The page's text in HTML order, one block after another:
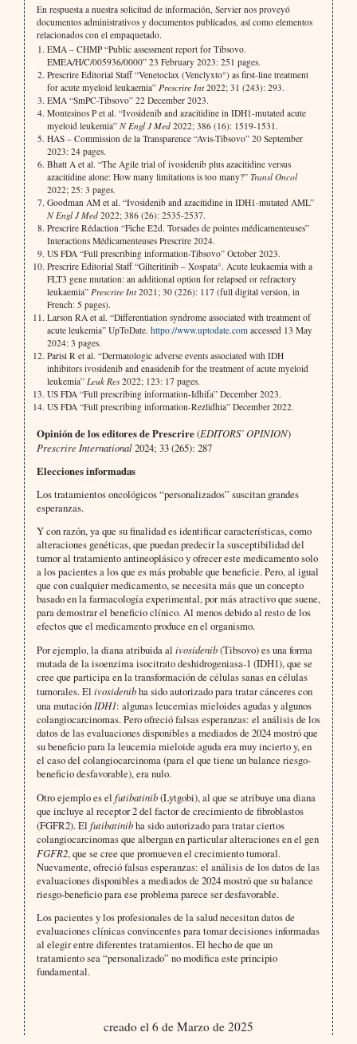
En respuesta a nuestra solicitud de información, Servier nos proveyó
documentos administrativos y documentos publicados, así como elementos
relacionados con el empaquetado.
EMA – CHMP “Public assessment report for Tibsovo.
EMEA/H/C/005936/0000” 23 February 2023: 251 pages.
Prescrire Editorial Staff “Venetoclax (Venclyxto°) as first-line treatment
for acute myeloid leukaemia” Prescrire Int2022; 31 (243): 293.
EMA “SmPC-Tibsovo” 22 December 2023.
Montesinos P et al. “Ivosidenib and azacitidine in IDH1-mutated acute
myeloid leukemia” N Engl J Med 2022; 386 (16): 1519-1531.
HAS – Commission de la Transparence “Avis-Tibsovo” 20 September
2023: 24 pages.
Bhatt A et al. “The Agile trial of ivosidenib plus azacitidine versus
azacitidine alone: How many limitations is too many?” Transl Oncol
2022; 25: 3 pages.
Goodman AM et al. “Ivosidenib and azacitidine in IDH1-mutated AML”
N Engl J Med 2022; 386 (26): 2535-2537.
Prescrire Rédaction “Fiche E2d. Torsades de pointes médicamenteuses”
Interactions Médicamenteuses Prescrire 2024.
US FDA “Full prescribing information-Tibsovo” October 2023.
Prescrire Editorial Staff “Gilteritinib – Xospata°. Acute leukaemia with a
FLT3 gene mutation: an additional option for relapsed or refractory
leukaemia” Prescrire Int2021; 30 (226): 117 (full digital version, in
French: 5 pages).
Larson RA et al. “Differentiation syndrome associated with treatment of
acute leukemia” UpToDate. httpo://www.uptodate.comaccessed 13 May
2024: 3 pages.
Parisi R et al. “Dermatologic adverse events associated with IDH
inhibitors ivosidenib and enasidenib for the treatment of acute myeloid
leukemia” Leuk Res2022; 123: 17 pages.
US FDA “Full prescribing information-Idhifa” December 2023.
US FDA “Full prescribing information-Rezlidhia” December 2022.
Opinión de los editores de Prescrire(EDITORS’ OPINION)
Prescrire International2024; 33 (265): 287
Elecciones informadas
Los tratamientos oncológicos “personalizados” suscitan grandes
esperanzas.
Y con razón, ya que su finalidad es identificar características, como
alteraciones genéticas, que puedan predecir la susceptibilidad del
tumor al tratamiento antineoplásico y ofrecer este medicamento solo
a los pacientes a los que es más probable que beneficie. Pero, al igual
que con cualquier medicamento, se necesita más que un concepto
basado en la farmacología experimental, por más atractivo que suene,
para demostrar el beneficio clínico. Al menos debido al resto de los
efectos que el medicamento produce en el organismo.
Por ejemplo, la diana atribuida al ivosidenib(Tibsovo) es una forma
mutada de la isoenzima isocitrato deshidrogeniasa-1 (IDH1), que se
cree que participa en la transformación de células sanas en células
tumorales. El ivosidenibha sido autorizado para tratar cánceres con
una mutación IDH1: algunas leucemias mieloides agudas y algunos
colangiocarcinomas. Pero ofreció falsas esperanzas: el análisis de los
datos de las evaluaciones disponibles a mediados de 2024 mostró que
su beneficio para la leucemia mieloide aguda era muy incierto y, en
el caso del colangiocarcinoma (para el que tiene un balance riesgo-
beneficio desfavorable), era nulo.
Otro ejemplo es el futibatinib(Lytgobi), al que se atribuye una diana
que incluye al receptor 2 del factor de crecimiento de fibroblastos
(FGFR2). El futibatinibha sido autorizado para tratar ciertos
colangiocarcinomas que albergan en particular alteraciones en el gen
FGFR2, que se cree que promueven el crecimiento tumoral.
Nuevamente, ofreció falsas esperanzas: el análisis de los datos de las
evaluaciones disponibles a mediados de 2024 mostró que su balance
riesgo-beneficio para ese problema parece ser desfavorable.
Los pacientes y los profesionales de la salud necesitan datos de
evaluaciones clínicas convincentes para tomar decisiones informadas
al elegir entre diferentes tratamientos. El hecho de que un
tratamiento sea “personalizado” no modifica este principio
fundamental.
creado el 6 de Marzo de 2025